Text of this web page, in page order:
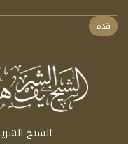
قدم
الشيخ